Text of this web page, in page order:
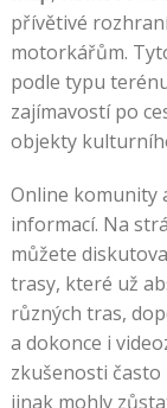
přívětivé
motorkářům.
podle typu
zajímavostí po
objekty
Online komunity
informací. Na
můžete
trasy, které už
různých tras,
a dokonce i
zkušenosti
jinak mohly